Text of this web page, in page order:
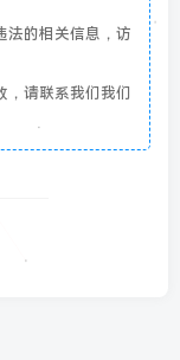
法的相关信息，访
，请联系我们我们